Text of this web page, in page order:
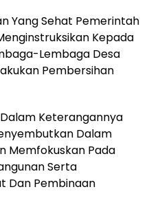
Yang Sehat Pemerintah
Kepada
Lembaga Desa
Pembersihan
Keterangannya
Dalam
Memfokuskan Pada
Serta
Dan Pembinaan